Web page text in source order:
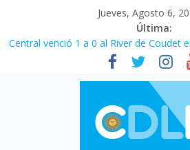
Jueves, Agosto 6,
Última:
Fuerte caída de la venta de autos
interanual
Central venció 1 a 0 al River de Coudet
La morosidad alcanzó su nivel más alto
afecta a 400 mil deudores en Santa Fe
Desde que asumió Milei cerraron
denuncia crisis como en 2001
Vacaciones de invierno con más